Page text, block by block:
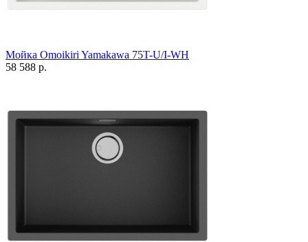
Мойка Omoikiri Yamakawa 75T-U/I-WH
58 588 р.